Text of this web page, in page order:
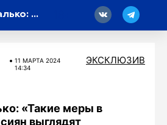
Богдан Безпалько: «Такие меры в отношении россиян выглядят унизительно»
11 МАРТA 2024
14:34
ЭКСКЛЮЗИВ
«Такие меры в
выглядят